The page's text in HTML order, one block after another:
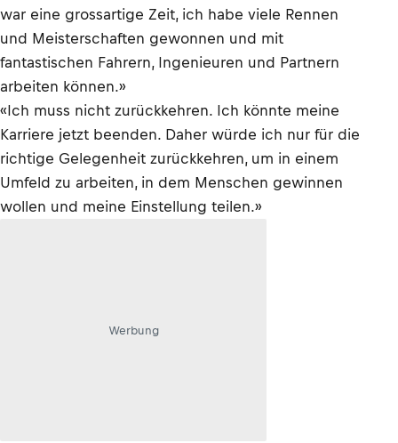
war eine grossartige Zeit, ich habe viele Rennen
und Meisterschaften gewonnen und mit
fantastischen Fahrern, Ingenieuren und Partnern
arbeiten können.»
«Ich muss nicht zurückkehren. Ich könnte meine
Karriere jetzt beenden. Daher würde ich nur für die
richtige Gelegenheit zurückkehren, um in einem
Umfeld zu arbeiten, in dem Menschen gewinnen
wollen und meine Einstellung teilen.»
Werbung